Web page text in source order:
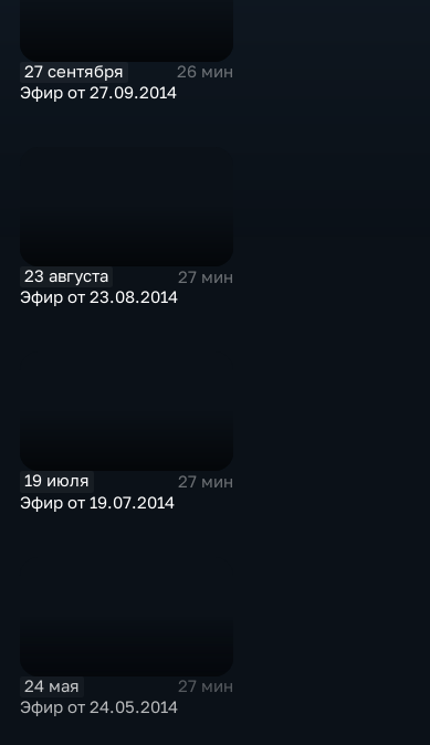
27 сентября
26 мин
Эфир от 27.09.2014
23 августа
27 мин
Эфир от 23.08.2014
19 июля
27 мин
Эфир от 19.07.2014
24 мая
27 мин
Эфир от 24.05.2014